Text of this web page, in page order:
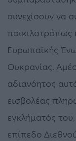
συνεχίσουν να
ποικιλοτρόπως
Ευρωπαϊκής
Ουκρανίας.
αδιανόητος
εισβολέας
εγκλήματός
επίπεδο